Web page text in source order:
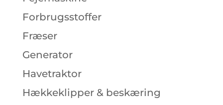
Forbrugsstoffer
Fræser
Generator
Havetraktor
Hækkeklipper & beskæring